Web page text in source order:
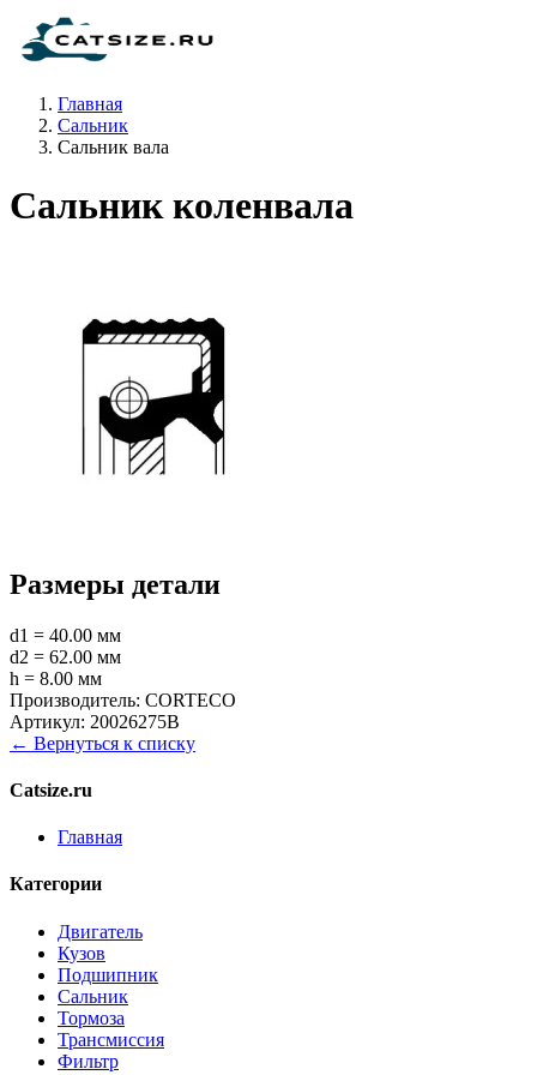
Главная
Сальник
Сальник вала
Сальник коленвала
Размеры детали
d1 = 40.00 мм
d2 = 62.00 мм
h = 8.00 мм
Производитель: CORTECO
Артикул: 20026275B
← Вернуться к списку
Catsize.ru
Главная
Категории
Двигатель
Кузов
Подшипник
Сальник
Тормоза
Трансмиссия
Фильтр